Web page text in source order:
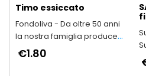
Timo essiccato
Fondoliva - Da oltre 50 anni
la nostra famiglia produce
Olio Extravergine d'Oliva
€1.80